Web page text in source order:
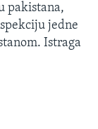
pakistana,
jedne
Istraga